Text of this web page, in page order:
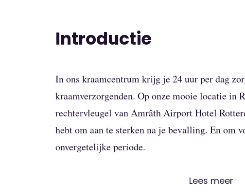
Introductie
In ons kraamcentrum krijg je 24 uur per dag
kraamverzorgenden. Op onze mooie locatie in
rechtervleugel van Amrâth Airport Hotel
hebt om aan te sterken na je bevalling. En om
onvergetelijke periode.
Lees meer